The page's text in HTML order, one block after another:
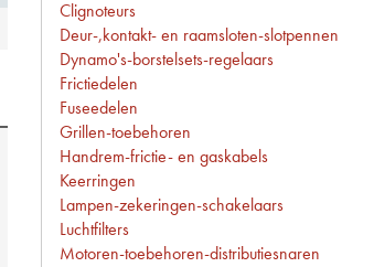
Clignoteurs
Deur-,kontakt- en raamsloten-slotpennen
Dynamo's-borstelsets-regelaars
Frictiedelen
Fuseedelen
Grillen-toebehoren
Handrem-frictie- en gaskabels
Keerringen
Lampen-zekeringen-schakelaars
Luchtfilters
Motoren-toebehoren-distributiesnaren